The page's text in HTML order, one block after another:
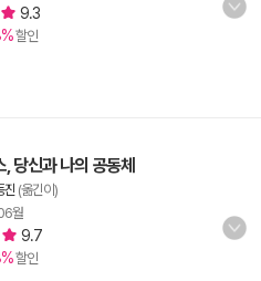
9.3
할인
당신과 나의 공동체
진 (옮긴이)
월
9.7
할인